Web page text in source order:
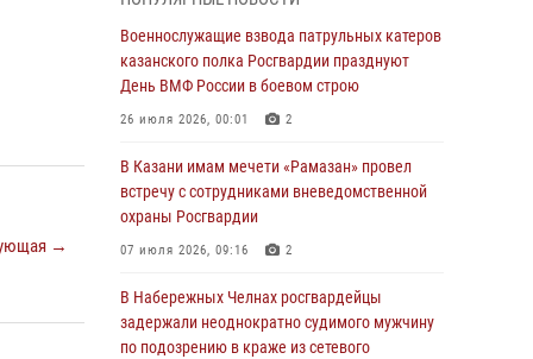
→
Военнослужащие взвода патрульных катеров
казанского полка Росгвардии празднуют
День ВМФ России в боевом строю
26 июля 2026, 00:01 2
«бронзу» в окружном этапе конкурса
профессионального мастерства
24 июля 2026, 15:05
концерт певицы Кристины Соколовской
23 июля 2026, 10:22 2
Военнослужащие взвода патрульных катеров
казанского полка Росгвардии празднуют
День ВМФ России в боевом строю
26 июля 2026, 00:01 2
В Казани имам мечети «Рамазан» провел
встречу с сотрудниками вневедомственной
охраны Росгвардии
07 июля 2026, 09:16 2
В Набережных Челнах росгвардейцы
задержали неоднократно судимого мужчину
по подозрению в краже из сетевого